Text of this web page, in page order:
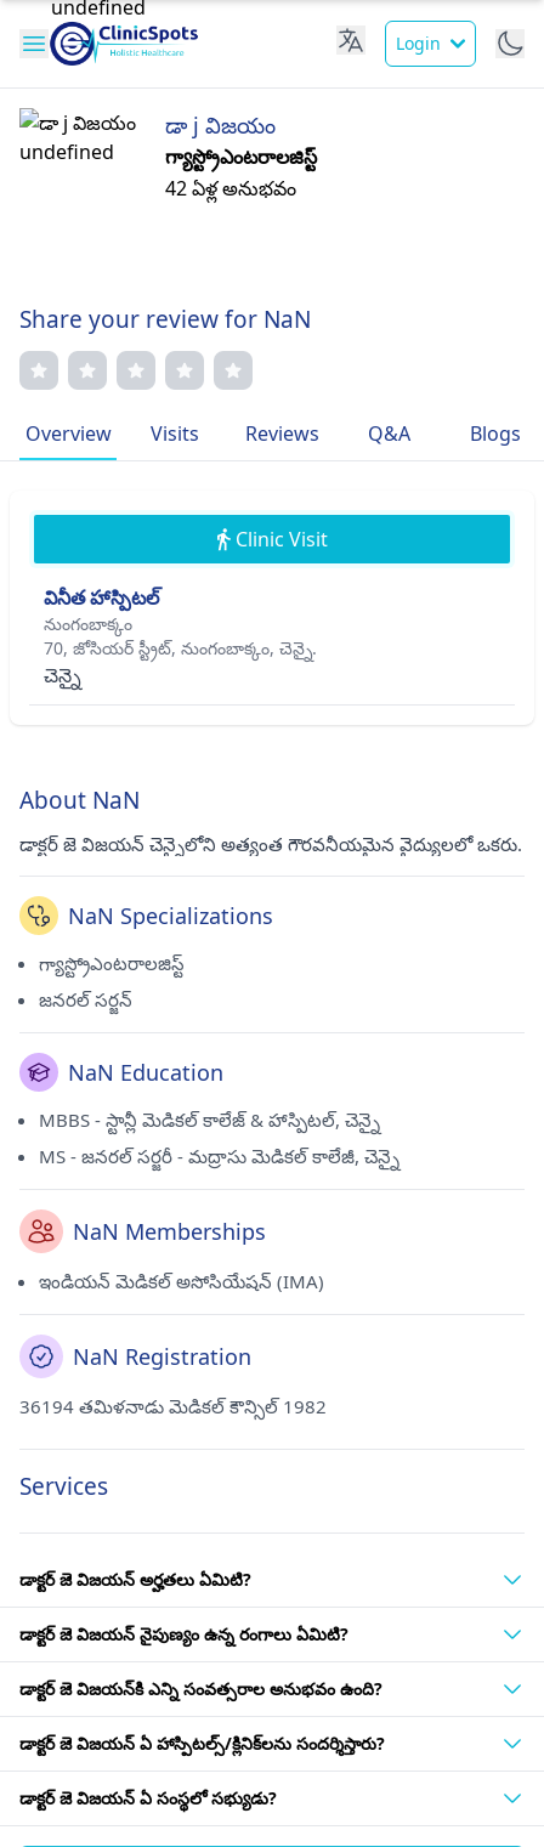
Login
డా j విజయం
గ్యాస్ట్రోఎంటరాలజిస్ట్
42 ఏళ్ల అనుభవం
Share your review for NaN
Overview Visits Reviews Q&A Blogs
Clinic Visit
వినీత హాస్పిటల్
నుంగంబాక్కం
70, జోసియర్ స్ట్రీట్, నుంగంబాక్కం, చెన్నై.
చెన్నై
About NaN
డాక్టర్ జె విజయన్ చెన్నైలోని అత్యంత గౌరవనీయమైన వైద్యులలో ఒకరు.
NaN Specializations
గ్యాస్ట్రోఎంటరాలజిస్ట్
జనరల్ సర్జన్
NaN Education
MBBS - స్టాన్లీ మెడికల్ కాలేజ్ & హాస్పిటల్, చెన్నై
MS - జనరల్ సర్జరీ - మద్రాసు మెడికల్ కాలేజీ, చెన్నై
NaN Memberships
ఇండియన్ మెడికల్ అసోసియేషన్ (IMA)
NaN Registration
36194 తమిళనాడు మెడికల్ కౌన్సిల్ 1982
Services
డాక్టర్ జె విజయన్ అర్హతలు ఏమిటి?
డాక్టర్ జె విజయన్ నైపుణ్యం ఉన్న రంగాలు ఏమిటి?
డాక్టర్ జె విజయన్‌కి ఎన్ని సంవత్సరాల అనుభవం ఉంది?
డాక్టర్ జె విజయన్ ఏ హాస్పిటల్స్/క్లినిక్‌లను సందర్శిస్తారు?
డాక్టర్ జె విజయన్ ఏ సంస్థలో సభ్యుడు?